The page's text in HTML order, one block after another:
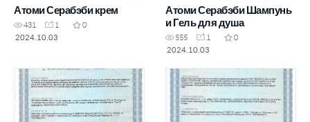
Атоми Серабэби крем
431 1
0
2024.10.03
Атоми Серабэби Шампунь
и Гель для душа
555 1
0
2024.10.03